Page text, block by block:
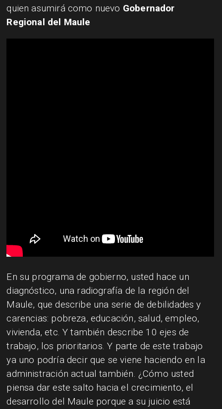
quien asumirá como nuevo Gobernador
Regional del Maule
En su programa de gobierno, usted hace un
diagnóstico, una radiografía de la región del
Maule, que describe una serie de debilidades y
carencias: pobreza, educación, salud, empleo,
vivienda, etc. Y también describe 10 ejes de
trabajo, los prioritarios. Y parte de este trabajo
ya uno podría decir que se viene haciendo en la
administración actual también. ¿Cómo usted
piensa dar este salto hacia el crecimiento, el
desarrollo del Maule porque a su juicio está